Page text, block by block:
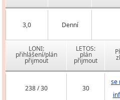
3,0 Denní
LONI:
přihlášení/plán
přijmout
LETOS:
plán
přijmout
238 / 30 30
se